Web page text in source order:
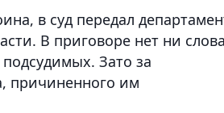
в суд передал
В приговоре нет ни слова
Зато за
причиненного им